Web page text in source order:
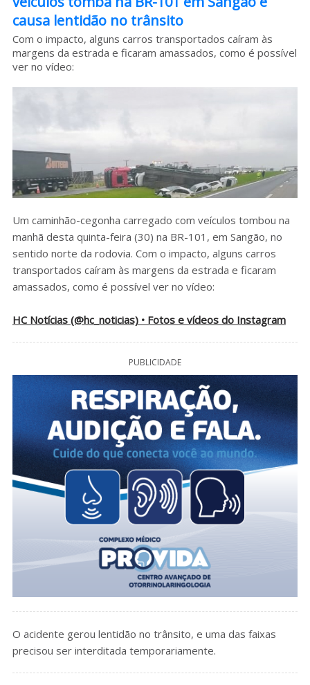
Sobre o HC
causa lentidão no trânsito
Com o impacto, alguns carros transportados caíram às
margens da estrada e ficaram amassados, como é possível
ver no vídeo:
Um caminhão-cegonha carregado com veículos tombou na
manhã desta quinta-feira (30) na BR-101, em Sangão, no
sentido norte da rodovia. Com o impacto, alguns carros
transportados caíram às margens da estrada e ficaram
amassados, como é possível ver no vídeo:
HC Notícias (@hc_noticias) • Fotos e vídeos do Instagram
PUBLICIDADE
O acidente gerou lentidão no trânsito, e uma das faixas
precisou ser interditada temporariamente.